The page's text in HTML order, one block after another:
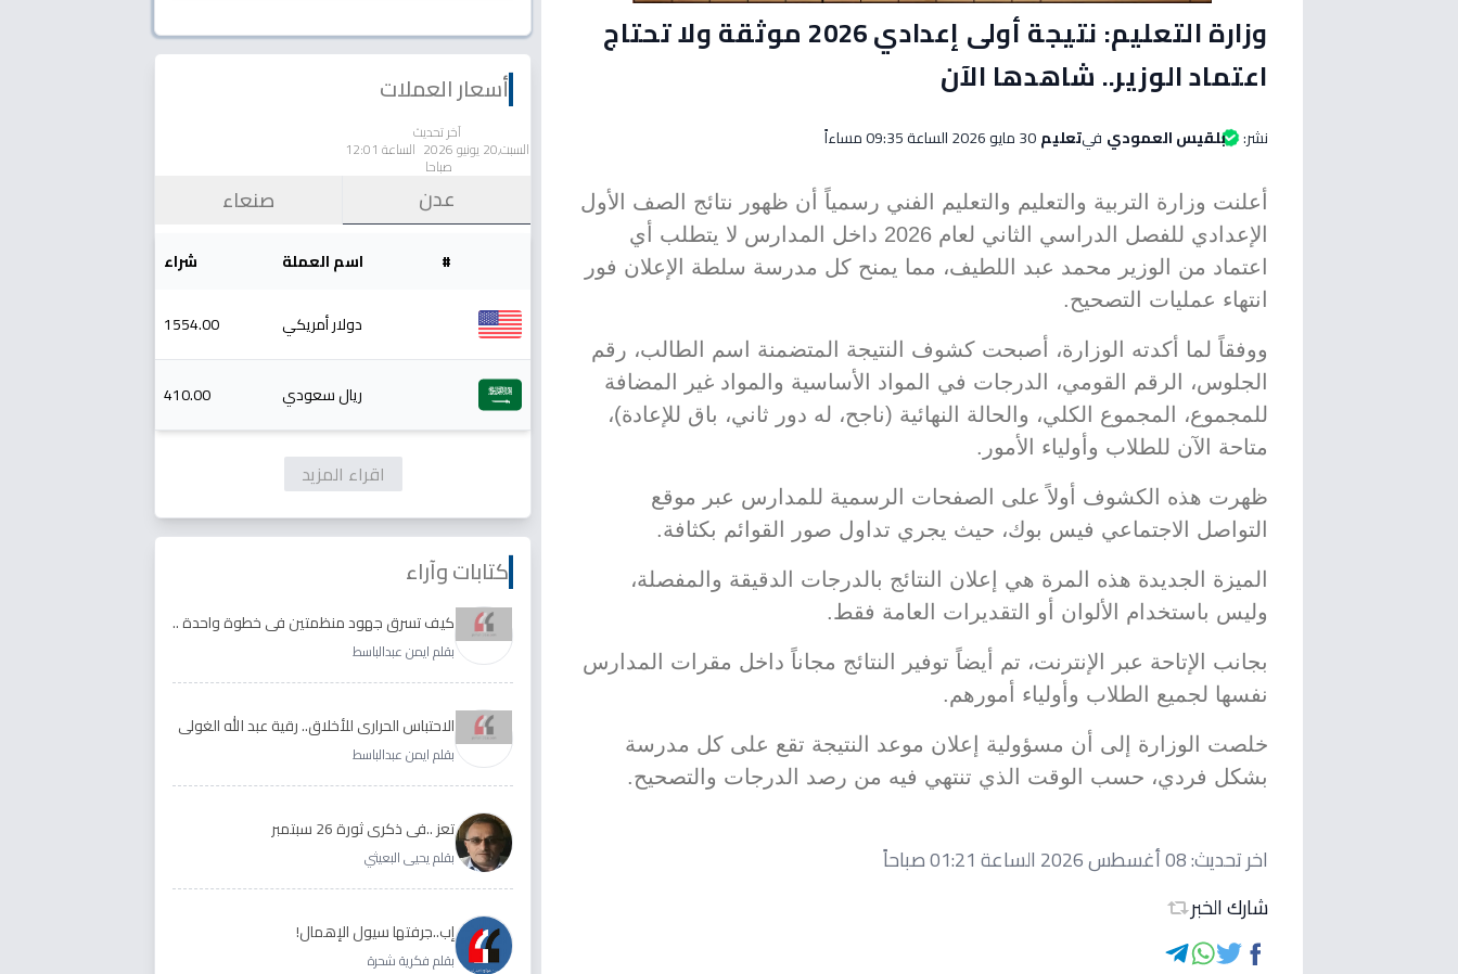
وزارة التعليم: نتيجة أولى إعدادي 2026 موثقة ولا تحتاج
اعتماد الوزير.. شاهدها الآن
نشر: بلقيس العمودي فيتعليم30 مايو 2026 الساعة 09:35 مساءاً
أعلنت وزارة التربية والتعليم والتعليم الفني رسمياً أن ظهور نتائج الصف الأول
الإعدادي للفصل الدراسي الثاني لعام 2026 داخل المدارس لا يتطلب أي
اعتماد من الوزير محمد عبد اللطيف، مما يمنح كل مدرسة سلطة الإعلان فور
انتهاء عمليات التصحيح.
ووفقاً لما أكدته الوزارة، أصبحت كشوف النتيجة المتضمنة اسم الطالب، رقم
الجلوس، الرقم القومي، الدرجات في المواد الأساسية والمواد غير المضافة
للمجموع، المجموع الكلي، والحالة النهائية (ناجح، له دور ثاني، باق للإعادة)،
متاحة الآن للطلاب وأولياء الأمور.
ظهرت هذه الكشوف أولاً على الصفحات الرسمية للمدارس عبر موقع
التواصل الاجتماعي فيس بوك، حيث يجري تداول صور القوائم بكثافة.
الميزة الجديدة هذه المرة هي إعلان النتائج بالدرجات الدقيقة والمفصلة،
وليس باستخدام الألوان أو التقديرات العامة فقط.
بجانب الإتاحة عبر الإنترنت، تم أيضاً توفير النتائج مجاناً داخل مقرات المدارس
نفسها لجميع الطلاب وأولياء أمورهم.
خلصت الوزارة إلى أن مسؤولية إعلان موعد النتيجة تقع على كل مدرسة
بشكل فردي، حسب الوقت الذي تنتهي فيه من رصد الدرجات والتصحيح.
اخر تحديث:08 أغسطس 2026 الساعة 01:21 صباحاً
شارك الخبر
أسعار العملات
آخر تحديث
السبت,20 يونيو 2026 الساعة 12:01
صباحا
عدن صنعاء
# اسم العملة شراء
دولار أمريكي 1554.00
ريال سعودي 410.00
اقراء المزيد
كتابات وآراء
كيف تسرق جهود منظمتين في خطوة واحدة ..
الأجابة لدى رقية عبد الله الغولي وغدير طيره
بقلم ايمن عبدالباسط
الاحتباس الحراري للأخلاق.. رقية عبد الله الغولي
وغدير طيره نموذجا
بقلم ايمن عبدالباسط
تعز ..في ذكرى ثورة 26 سبتمبر
بقلم يحيى البعيثي
إب..جرفتها سيول الإهمال!
بقلم فكرية شحرة